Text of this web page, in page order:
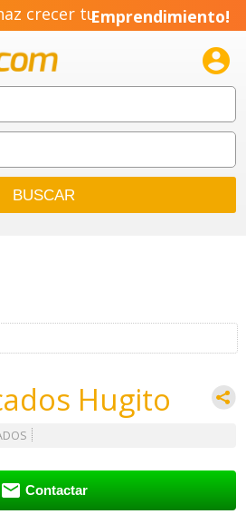
crecer tuEmprendimiento!

Hugito
 Contactar